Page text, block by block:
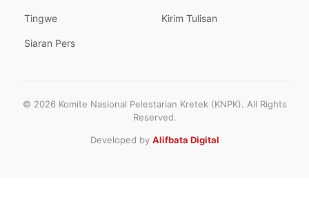
Tingwe
Siaran Pers
Kirim Tulisan
© 2026 Komite Nasional Pelestarian Kretek (KNPK). All Rights
Reserved.
Developed by Alifbata Digital